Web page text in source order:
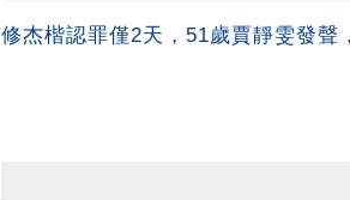
修杰楷認罪僅2天，51歲賈靜雯發聲